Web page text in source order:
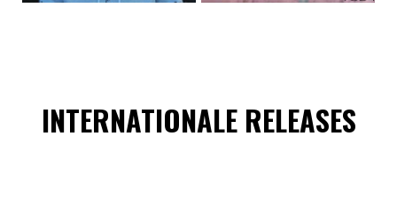
INTERNATIONALE RELEASES